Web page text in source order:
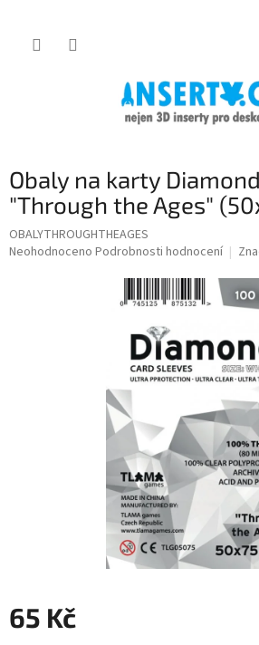
Obaly na karty
"Through the Ages"
OBALYTHROUGHTHEAGES
Průměrné
Neohodnoceno Podrobnosti hodnocení
65 Kč